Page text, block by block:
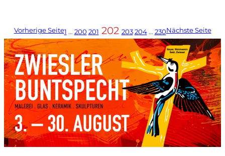
Vorherige Seite1 … 200 201 202 203 204 … 230Nächste Seite